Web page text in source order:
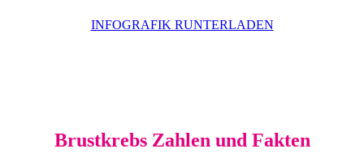
INFOGRAFIK RUNTERLADEN
Brustkrebs Zahlen und Fakten